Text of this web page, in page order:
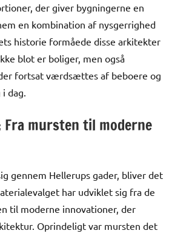
der giver bygningerne en
en kombination af nysgerrighed
historie formåede disse arkitekter
blot er boliger, men også
fortsat værdsættes af beboere og
dag.
Fra mursten til moderne
gennem Hellerups gader, bliver det
har udviklet sig fra de
til moderne innovationer, der
Oprindeligt var mursten det